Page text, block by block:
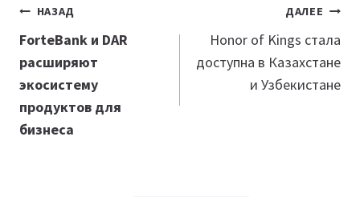
Навигация
по
записям
НАЗАД
ForteBank и DAR
расширяют
экосистему
продуктов для
бизнеса
ДАЛЕЕ
Honor of Kings стала
доступна в Казахстане
и Узбекистане